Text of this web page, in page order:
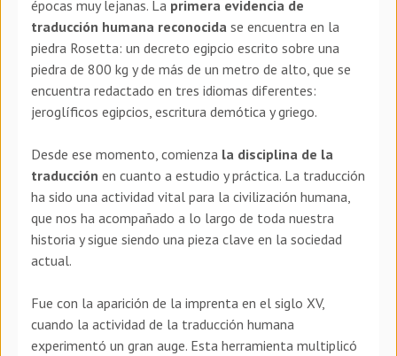
épocas muy lejanas. La primera evidencia de
traducción humana reconocida se encuentra en la
piedra Rosetta: un decreto egipcio escrito sobre una
piedra de 800 kg y de más de un metro de alto, que se
encuentra redactado en tres idiomas diferentes:
jeroglíficos egipcios, escritura demótica y griego.
Desde ese momento, comienza la disciplina de la
traducción en cuanto a estudio y práctica. La traducción
ha sido una actividad vital para la civilización humana,
que nos ha acompañado a lo largo de toda nuestra
historia y sigue siendo una pieza clave en la sociedad
actual.
Fue con la aparición de la imprenta en el siglo XV,
cuando la actividad de la traducción humana
experimentó un gran auge. Esta herramienta multiplicó